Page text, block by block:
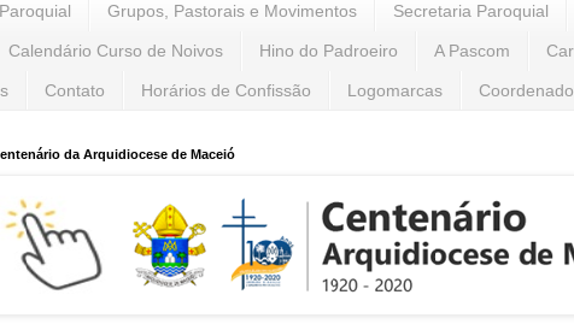
Grupos, Pastorais e Movimentos Secretaria Paroquial
Calendário Curso de Noivos Hino do Padroeiro A Pascom
Contato Horários de Confissão Logomarcas
da Arquidiocese de Maceió